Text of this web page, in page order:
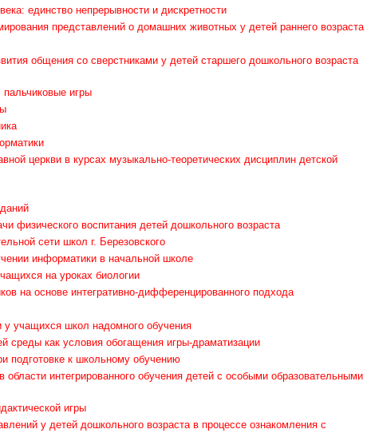
единство непрерывности и дискретности
представлений о домашних животных у детей раннего возраста
общения со сверстниками у детей старшего дошкольного возраста
игры
церкви в курсах музыкально-теоретических дисциплин детской
физического воспитания детей дошкольного возраста
сети школ г. Березовского
информатики в начальной школе
на уроках биологии
на основе интегративно-дифференцированного подхода
у учащихся школ надомного обучения
среды как условия обогащения игры-драматизации
подготовке к школьному обучению
области интегрированного обучения детей с особыми образовательными
игры
у детей дошкольного возраста в процессе ознакомления с